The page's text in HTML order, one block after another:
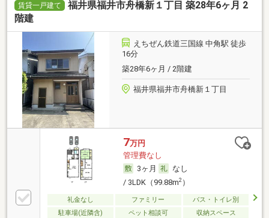
賃貸一戸建て
福井県福井市舟橋新１丁目 築28年6ヶ月 2
階建
えちぜん鉄道三国線 中角駅 徒歩
16分
築28年6ヶ月 / 2階建
福井県福井市舟橋新１丁目
7万円
管理費なし
3ヶ月
なし
/ 3LDK（99.88m2）
礼金なし ファミリー
バス・トイレ別
駐車場(近隣含)
ペット相談可 収納スペース